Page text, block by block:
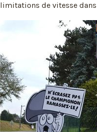
limitations de vitesse